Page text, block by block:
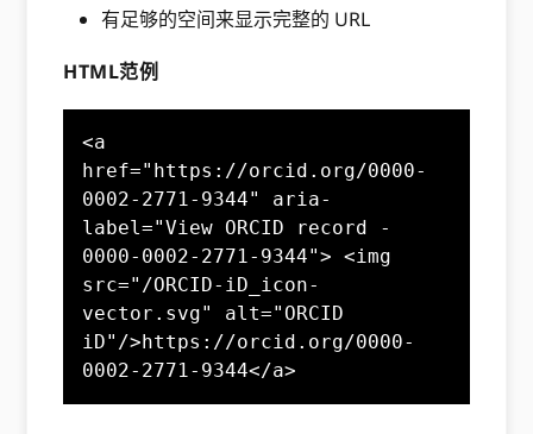
有足够的空间来显示完整的 URL
HTML范例
<a
href="https://orcid.org/0000-
0002-2771-9344" aria-
label="View ORCID record -
0000-0002-2771-9344"> <img
src="/ORCID-iD_icon-
vector.svg" alt="ORCID
iD"/>https://orcid.org/0000-
0002-2771-9344</a>